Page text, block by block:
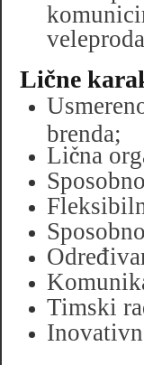
Lične
brenda;
Lična
Određ
Timski